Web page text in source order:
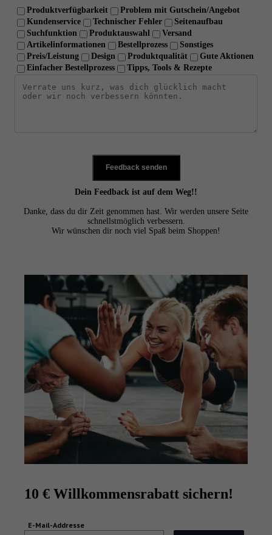
Produktverfügbarkeit
Problem mit Gutschein/Angebot
Kundenservice
Technischer Fehler
Seitenaufbau
Suchfunktion
Produktauswahl
Versand
Artikelinformationen
Bestellprozess
Sonstiges
Preis/Leistung
Design Produktqualität
Gute Aktionen
Einfacher Bestellprozess
Tipps, Tools & Rezepte
Feedback senden
Dein Feedback ist auf dem Weg!!
Danke, dass du dir Zeit genommen hast. Wir werden unsere Seite
schnellstmöglich verbessern.
Wir wünschen dir noch viel Spaß beim Shoppen!
10 € Willkommensrabatt sichern!
E-Mail-Addresse